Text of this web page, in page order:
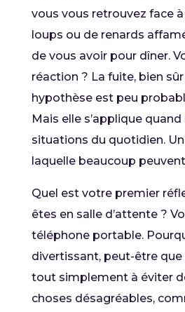
vous vous retrouvez face
loups ou de renards
de vous avoir pour dîner.
réaction ? La fuite, bien
hypothèse est peu
Mais elle s’applique
situations du quotidien.
laquelle beaucoup
Quel est votre premier
êtes en salle d’attente ?
téléphone portable.
divertissant, peut-être que
tout simplement à éviter
choses désagréables,